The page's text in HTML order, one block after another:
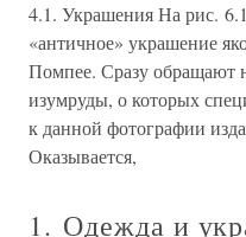
4.1. Украшения На рис.
«античное» украшение
Помпее. Сразу обращают
изумруды, о которых
к данной фотографии
Оказывается,
1. Одежда и